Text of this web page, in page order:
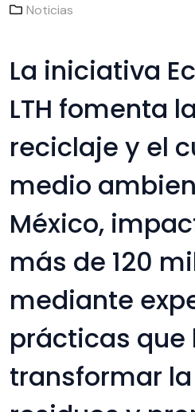
Noticias
La iniciativa
LTH fomenta
reciclaje y el
medio
México,
más de 120
mediante
prácticas que
transformar